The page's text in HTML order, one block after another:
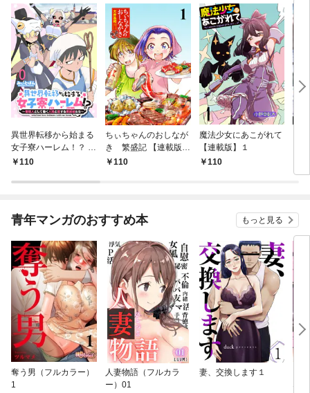
異世界転移から始まる
女子寮ハーレム！？ ～
管理人として働く人間
【連載版】０
110
ちぃちゃんのおしなが
き 繁盛記 【連載版】
１110
魔法少女にあこがれて
【連載版】１
110
青年マンガのおすすめ本 もっと見る
奪う男（フルカラー）
1
人妻物語（フルカラ
ー）01
妻、交換します１
な